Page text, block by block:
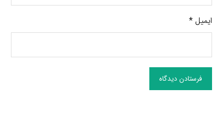
ایمیل*
فرستادن دیدگاه